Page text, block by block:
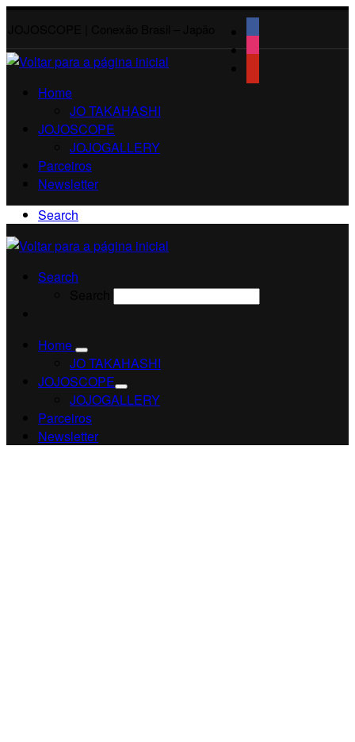
Home
JO TAKAHASHI
JOJOSCOPE
JOJOGALLERY
Parceiros
Newsletter
Search
Search
Home
JO TAKAHASHI
JOJOSCOPE
JOJOGALLERY
Parceiros
Newsletter